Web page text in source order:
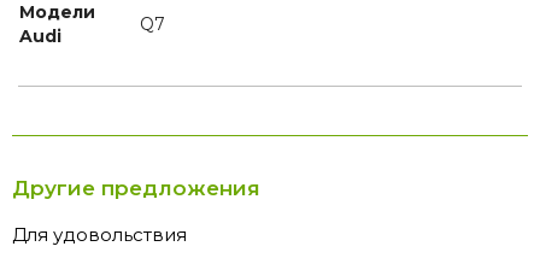
Модели
Audi
Q7
Другие предложения
Для удовольствия